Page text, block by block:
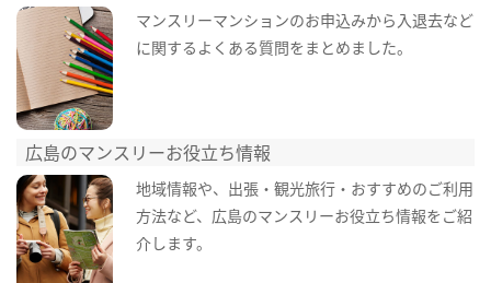
マンスリーマンションのお申込みから入退去など
に関するよくある質問をまとめました。
広島のマンスリーお役立ち情報
地域情報や、出張・観光旅行・おすすめのご利用
方法など、広島のマンスリーお役立ち情報をご紹
介します。